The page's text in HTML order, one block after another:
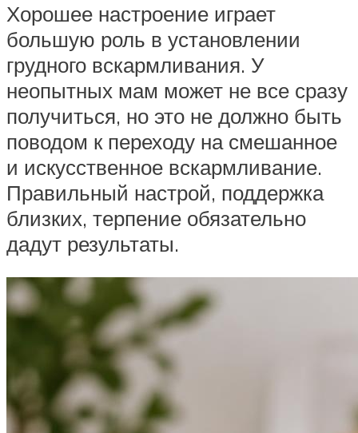
Хорошее настроение играет
большую роль в установлении
грудного вскармливания. У
неопытных мам может не все сразу
получиться, но это не должно быть
поводом к переходу на смешанное
и искусственное вскармливание.
Правильный настрой, поддержка
близких, терпение обязательно
дадут результаты.